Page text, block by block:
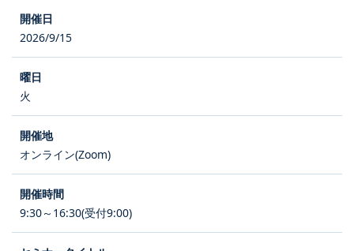
2026/9/15
火
オンライン(Zoom)
9:30～16:30(受付9:00)